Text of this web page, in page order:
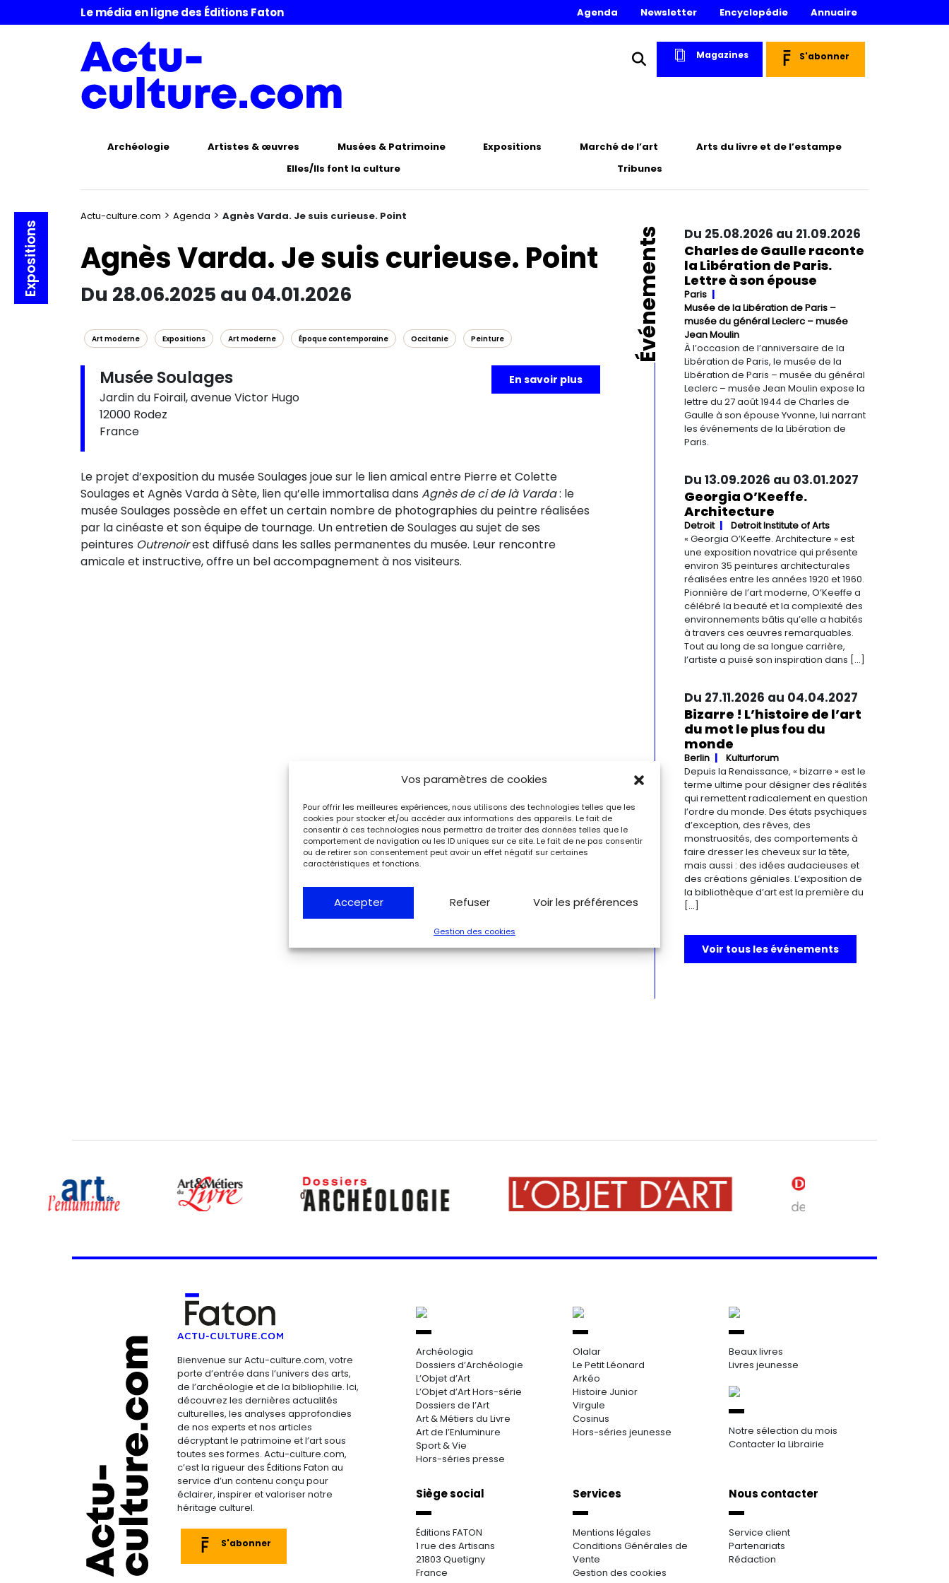
Vos paramètres de cookies
Pour offrir les meilleures expériences, nous utilisons des technologies telles que les
cookies pour stocker et/ou accéder aux informations des appareils. Le fait de
consentir à ces technologies nous permettra de traiter des données telles que le
comportement de navigation ou les ID uniques sur ce site. Le fait de ne pas consentir
ou de retirer son consentement peut avoir un effet négatif sur certaines
caractéristiques et fonctions.
Accepter Refuser Voir les préférences
Gestion des cookies
Le média en ligne des Éditions Faton Agenda Newsletter Encyclopédie Annuaire
Magazines S'abonner
Archéologie Artistes & œuvres Musées & Patrimoine Expositions Marché de l’art
Arts du livre et de l’estampe
Elles/Ils font la culture
Tribunes
Actu-culture.com > Agenda > Agnès Varda. Je suis curieuse. Point
Expositions Agnès Varda. Je suis curieuse. Point
Du 28.06.2025 au 04.01.2026
Art moderne Expositions Art moderne Époque contemporaine Occitanie Peinture
Musée Soulages
Jardin du Foirail, avenue Victor Hugo
12000 Rodez
France
En savoir plus
Le projet d’exposition du musée Soulages joue sur le lien amical entre Pierre et Colette
Soulages et Agnès Varda à Sète, lien qu’elle immortalisa dans Agnès de ci de là Varda: le
musée Soulages possède en effet un certain nombre de photographies du peintre réalisées
par la cinéaste et son équipe de tournage. Un entretien de Soulages au sujet de ses
peintures Outrenoirest diffusé dans les salles permanentes du musée. Leur rencontre
amicale et instructive, offre un bel accompagnement à nos visiteurs.
Événements Du 25.08.2026 au 21.09.2026
Charles de Gaulle raconte
la Libération de Paris.
Lettre à son épouse
Paris
Musée de la Libération de Paris –
musée du général Leclerc – musée
Jean Moulin
À l’occasion de l’anniversaire de la
Libération de Paris, le musée de la
Libération de Paris – musée du général
Leclerc – musée Jean Moulin expose la
lettre du 27 août 1944 de Charles de
Gaulle à son épouse Yvonne, lui narrant
les événements de la Libération de
Paris.
Du 13.09.2026 au 03.01.2027
Georgia O’Keeffe.
Architecture
Detroit
Detroit Institute of Arts
« Georgia O’Keeffe. Architecture » est
une exposition novatrice qui présente
environ 35 peintures architecturales
réalisées entre les années 1920 et 1960.
Pionnière de l’art moderne, O’Keeffe a
célébré la beauté et la complexité des
environnements bâtis qu’elle a habités
à travers ces œuvres remarquables.
Tout au long de sa longue carrière,
l’artiste a puisé son inspiration dans […]
Du 27.11.2026 au 04.04.2027
Bizarre ! L’histoire de l’art
du mot le plus fou du
monde
Berlin
Kulturforum
Depuis la Renaissance, « bizarre » est le
terme ultime pour désigner des réalités
qui remettent radicalement en question
l’ordre du monde. Des états psychiques
d’exception, des rêves, des
monstruosités, des comportements à
faire dresser les cheveux sur la tête,
mais aussi : des idées audacieuses et
des créations géniales. L’exposition de
la bibliothèque d’art est la première du
[…]
Voir tous les événements
Bienvenue sur Actu-culture.com, votre
porte d’entrée dans l’univers des arts,
de l’archéologie et de la bibliophilie. Ici,
découvrez les dernières actualités
culturelles, les analyses approfondies
de nos experts et nos articles
décryptant le patrimoine et l’art sous
toutes ses formes. Actu-culture.com,
c’est la rigueur des Éditions Faton au
service d’un contenu conçu pour
éclairer, inspirer et valoriser notre
héritage culturel.
S'abonner
Archéologia
Dossiers d’Archéologie
L’Objet d’Art
L’Objet d’Art Hors-série
Dossiers de l’Art
Art & Métiers du Livre
Art de l’Enluminure
Sport & Vie
Hors-séries presse
Olalar
Le Petit Léonard
Arkéo
Histoire Junior
Virgule
Cosinus
Hors-séries jeunesse
Beaux livres
Livres jeunesse
Notre sélection du mois
Contacter la Librairie
Siège social
Éditions FATON
1 rue des Artisans
21803 Quetigny
France
Services
Mentions légales
Conditions Générales de
Vente
Gestion des cookies
Nous contacter
Service client
Partenariats
Rédaction